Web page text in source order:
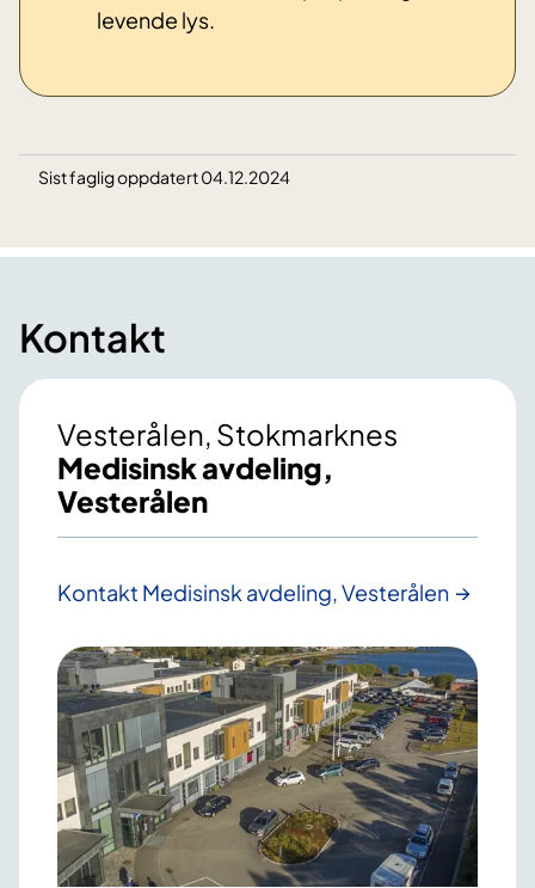
levende lys.
Sist faglig oppdatert 04.12.2024
Kontakt
Vesterålen, Stokmarknes
Medisinsk avdeling,
Vesterålen
Kontakt Medisinsk avdeling, Vesterålen